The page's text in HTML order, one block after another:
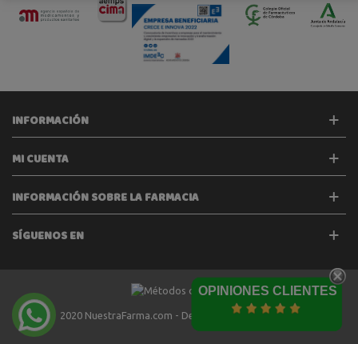
OPINIONES CLIENTES
INFORMACIÓN
MI CUENTA
INFORMACIÓN SOBRE LA FARMACIA
SÍGUENOS EN
2020 NuestraFarma.com - Desarrollado porTecinet